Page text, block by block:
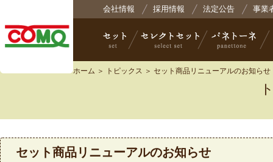
株式会社コモ
会社情報 採用情報 法定公告 事業
ホーム ＞ トピックス ＞ セット商品リニューアルのお知らせ
セット商品リニューアルのお知らせ